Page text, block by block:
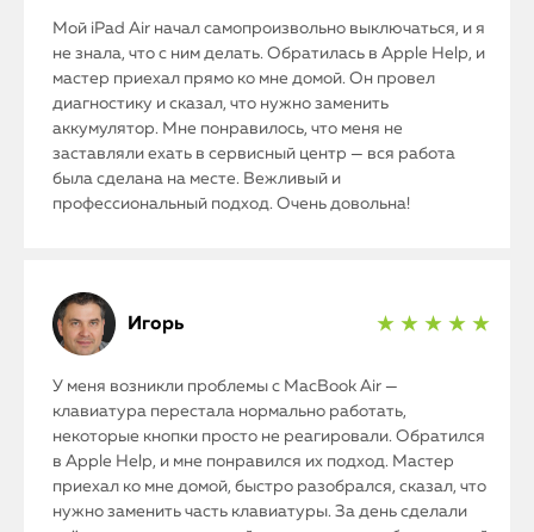
Мой iPad Air начал самопроизвольно выключаться, и я
не знала, что с ним делать. Обратилась в Apple Help, и
мастер приехал прямо ко мне домой. Он провел
диагностику и сказал, что нужно заменить
аккумулятор. Мне понравилось, что меня не
заставляли ехать в сервисный центр — вся работа
была сделана на месте. Вежливый и
профессиональный подход. Очень довольна!
Игорь ★ ★ ★ ★ ★
У меня возникли проблемы с MacBook Air —
клавиатура перестала нормально работать,
некоторые кнопки просто не реагировали. Обратился
в Apple Help, и мне понравился их подход. Мастер
приехал ко мне домой, быстро разобрался, сказал, что
нужно заменить часть клавиатуры. За день сделали